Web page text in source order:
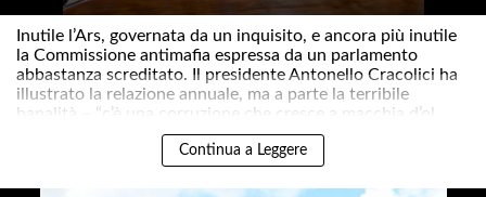
Inutile l’Ars, governata da un inquisito, e ancora più inutile
la Commissione antimafia espressa da un parlamento
abbastanza screditato. Il presidente Antonello Cracolici ha
illustrato la relazione annuale, ma a parte la terribile
banalità – “c’è una corruzione che cresce a macchia d’ol..
Continua a Leggere